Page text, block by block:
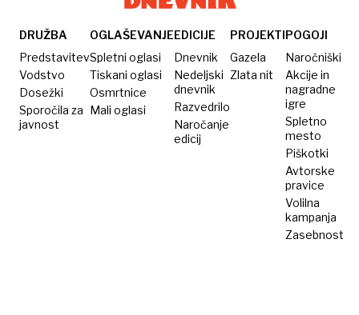
DRUŽBA
Predstavitev
Vodstvo
Dosežki
Sporočila za
javnost
OGLAŠEVANJE
Spletni oglasi
Tiskani oglasi
Osmrtnice
Mali oglasi
EDICIJE
Dnevnik
Nedeljski
dnevnik
Razvedrilo
Naročanje
edicij
PROJEKTI
Gazela
Zlata nit
POGOJI
Naročniški
Akcije in
nagradne
igre
Spletno
mesto
Piškotki
Avtorske
pravice
Volilna
kampanja
Zasebnost